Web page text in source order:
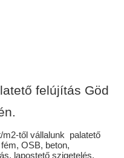
felújítás Göd
től vállalunk palatető
OSB, beton,
lapostető szigetelés,